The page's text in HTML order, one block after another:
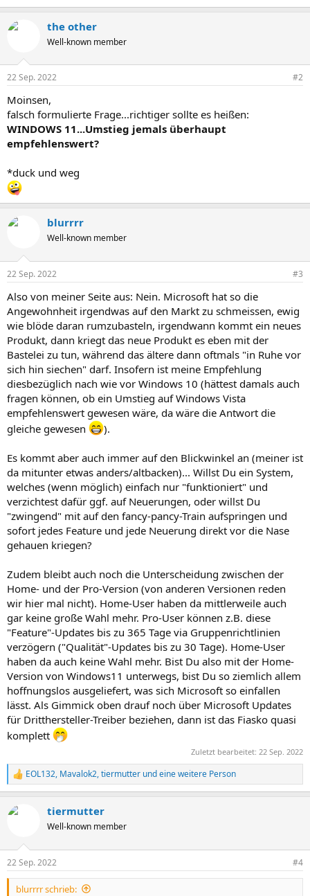
the other
Well-known member
22 Sep. 2022 #2
Moinsen,
falsch formulierte Frage...richtiger sollte es heißen:
WINDOWS 11...Umstieg jemals überhaupt
empfehlenswert?
*duck und weg
blurrrr
Well-known member
22 Sep. 2022 #3
Also von meiner Seite aus: Nein. Microsoft hat so die
Angewohnheit irgendwas auf den Markt zu schmeissen, ewig
wie blöde daran rumzubasteln, irgendwann kommt ein neues
Produkt, dann kriegt das neue Produkt es eben mit der
Bastelei zu tun, während das ältere dann oftmals "in Ruhe vor
sich hin siechen" darf. Insofern ist meine Empfehlung
diesbezüglich nach wie vor Windows 10 (hättest damals auch
fragen können, ob ein Umstieg auf Windows Vista
empfehlenswert gewesen wäre, da wäre die Antwort die
gleiche gewesen
).
Es kommt aber auch immer auf den Blickwinkel an (meiner ist
da mitunter etwas anders/altbacken)... Willst Du ein System,
welches (wenn möglich) einfach nur "funktioniert" und
verzichtest dafür ggf. auf Neuerungen, oder willst Du
"zwingend" mit auf den fancy-pancy-Train aufspringen und
sofort jedes Feature und jede Neuerung direkt vor die Nase
gehauen kriegen?
Zudem bleibt auch noch die Unterscheidung zwischen der
Home- und der Pro-Version (von anderen Versionen reden
wir hier mal nicht). Home-User haben da mittlerweile auch
gar keine große Wahl mehr. Pro-User können z.B. diese
"Feature"-Updates bis zu 365 Tage via Gruppenrichtlinien
verzögern ("Qualität"-Updates bis zu 30 Tage). Home-User
haben da auch keine Wahl mehr. Bist Du also mit der Home-
Version von Windows11 unterwegs, bist Du so ziemlich allem
hoffnungslos ausgeliefert, was sich Microsoft so einfallen
lässt. Als Gimmick oben drauf noch über Microsoft Updates
für Dritthersteller-Treiber beziehen, dann ist das Fiasko quasi
komplett
Zuletzt bearbeitet: 22 Sep. 2022
R
e
k
e
n
EOL132, Mavalok2,tiermutter und eine weitere Person
tiermutter
Well-known member
22 Sep. 2022 #4
blurrrr schrieb: